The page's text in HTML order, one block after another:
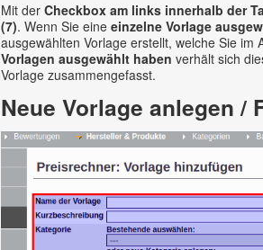
Mit derCheckbox am links innerhalb der
(7). Wenn Sie eineeinzelne Vorlage
ausgewählten Vorlage erstellt, welche Sie
Vorlagen ausgewählt haben verhält sich
Vorlage zusammengefasst.
Neue Vorlage anlegen /